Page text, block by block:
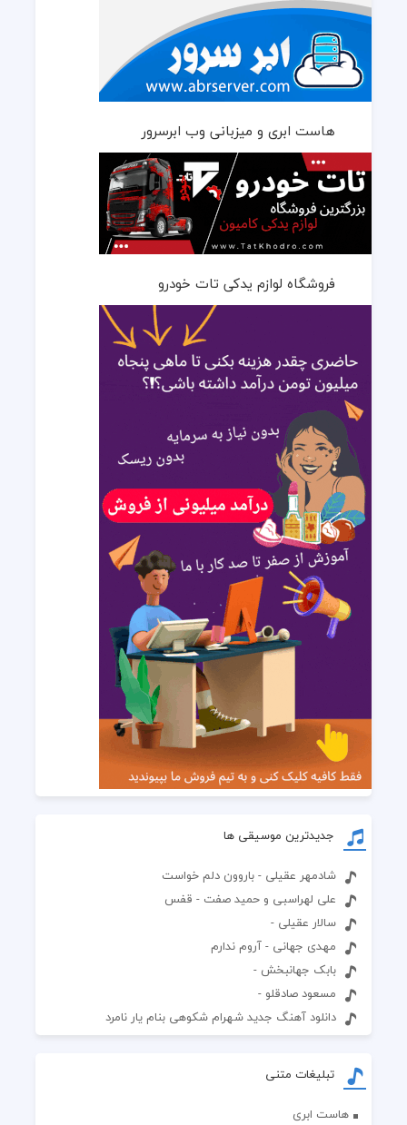
هاست ابری و میزبانی وب ابرسرور
فروشگاه لوازم یدکی تات خودرو
جدیدترین موسیقی ها
شادمهر عقیلی - باروون دلم خواست
علی لهراسبی و حمید صفت - قفس
سالار عقیلی -
مهدی جهانی - آروم ندارم
بابک جهانبخش -
مسعود صادقلو -
دانلود آهنگ جدید شهرام شکوهی بنام یار نامرد
تبلیغات متنی
هاست ابری